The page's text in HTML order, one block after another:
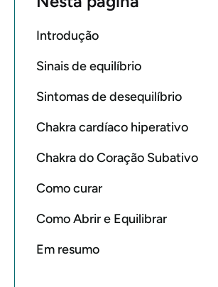
Introdução
Sinais de equilíbrio
Sintomas de desequilíbrio
Chakra cardíaco hiperativo
Chakra do Coração Subativo
Como curar
Como Abrir e Equilibrar
Em resumo